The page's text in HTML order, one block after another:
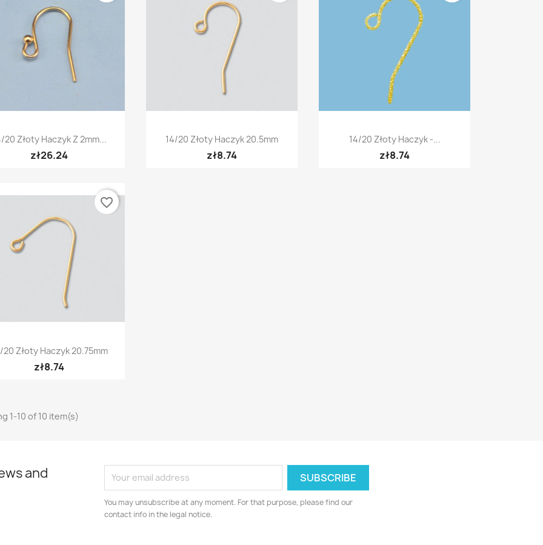
Quick view
20 Złoty Haczyk Z 2mm...
zł26.24
Quick view
14/20 Złoty Haczyk 20.5mm
zł8.74
Quick view
14/20 Złoty Haczyk -...
zł8.74
Quick view
20 Złoty Haczyk 20.75mm
zł8.74
favorite_border
1-10 of 10 item(s)
and
You may unsubscribe at any moment. For that purpose, please find our
contact info in the legal notice.